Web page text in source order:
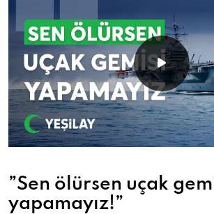
”Sen ölürsen uçak
yapamayız!”